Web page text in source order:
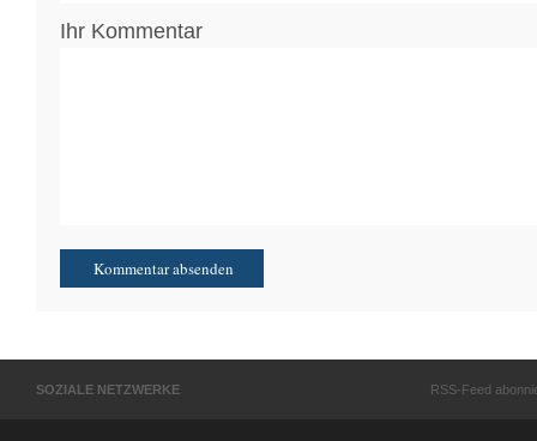
Ihr Kommentar
SOZIALE NETZWERKE RSS-Feed